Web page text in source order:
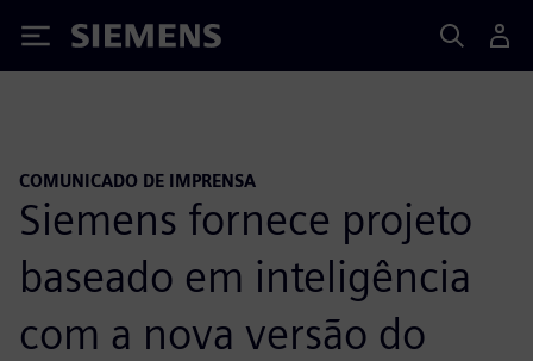
Siemens
COMUNICADO DE IMPRENSA
Siemens fornece projeto
baseado em inteligência
com a nova versão do